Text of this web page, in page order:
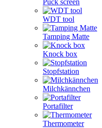
Puck screen
WDT tool
Tamping Matte
Knock box
Stopfstation
Milchkännchen
Portafilter
Thermometer